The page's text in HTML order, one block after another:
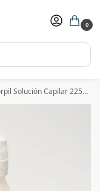
0
superiores a 150€)
Solución Capilar 225ml